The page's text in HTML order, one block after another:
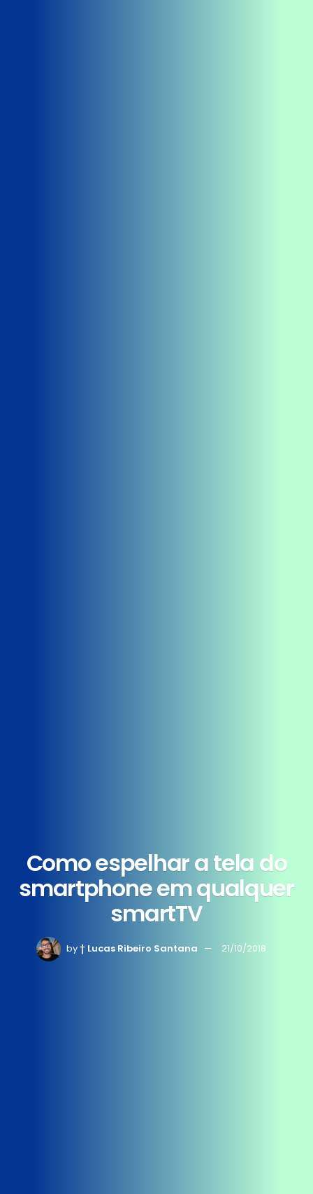
Como espelhar a tela do
smartphone em qualquer
smartTV
by† Lucas Ribeiro Santana 21/10/2018